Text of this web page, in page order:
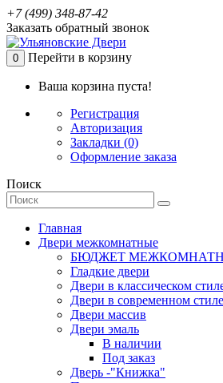
+7 (499) 348-87-42
Заказать обратный звонок
0 Перейти в корзину
Ваша корзина пуста!
Регистрация
Авторизация
Закладки (0)
Оформление заказа
Поиск
Главная
Двери межкомнатные
БЮДЖЕТ
Гладкие двери
Двери в классическом
Двери в современном стиле
Двери массив
Двери эмаль
В наличии
Под заказ
Дверь -"Книжка"